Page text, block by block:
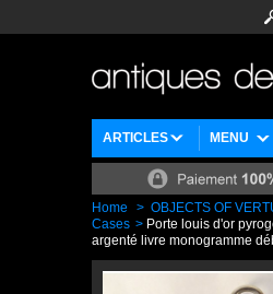
MENU
ARTICLES
Home > OBJECTS OF
Cases > Porte louis d'or
argenté livre monogramme